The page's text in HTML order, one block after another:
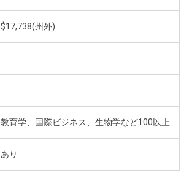
$17,738(州外)
教育学、国際ビジネス、生物学など100以上
あり